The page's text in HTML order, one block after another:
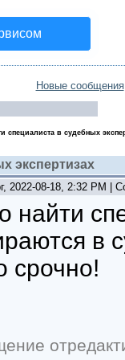
Новые сообщения
специалиста в судебных
экспертизах
2022-08-18, 2:32 PM |
найти
в
срочно!